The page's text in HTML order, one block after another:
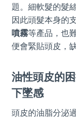
題。細軟髮的髮
因此頭髮本身的
噴霧等產品，也
便會緊貼頭皮，
油性頭皮的
下墜感
頭皮的油脂分泌